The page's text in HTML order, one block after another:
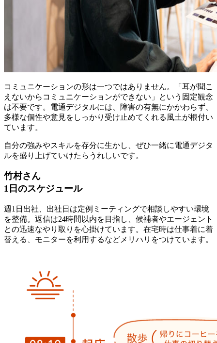
コミュニケーションの形は一つではありません。「耳が聞こ
えないからコミュニケーションができない」という固定観念
は不要です。電通デジタルには、障害の有無にかかわらず、
多様な個性や意見をしっかり受け止めてくれる風土が根付い
ています。
自分の強みやスキルを存分に生かし、ぜひ一緒に電通デジタ
ルを盛り上げていけたらうれしいです。
竹村さん
1日のスケジュール
週1日出社、出社日は定例ミーティングで相談しやすい環境
を整備。返信は24時間以内を目指し、候補者やエージェント
との迅速なやり取りを心掛けています。在宅時は仕事着に着
替える、モニターを利用するなどメリハリをつけています。